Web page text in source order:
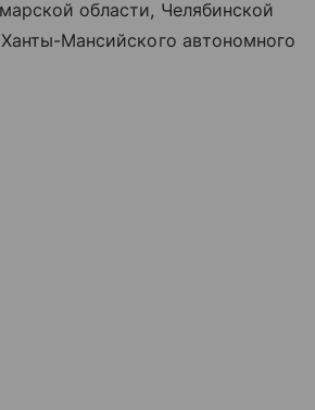
области, Челябинской
Мансийского автономного